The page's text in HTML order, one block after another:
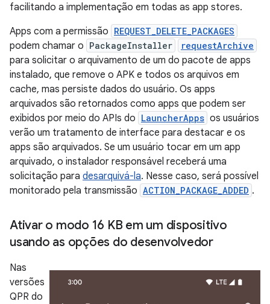
facilitando a implementação em todas as app stores.
Apps com a permissão REQUEST_DELETE_PACKAGES
podem chamar o PackageInstaller requestArchive
para solicitar o arquivamento de um do pacote de apps
instalado, que remove o APK e todos os arquivos em
cache, mas persiste dados do usuário. Os apps
arquivados são retornados como apps que podem ser
exibidos por meio do APIs do LauncherApps os usuários
verão um tratamento de interface para destacar e os
apps são arquivados. Se um usuário tocar em um app
arquivado, o instalador responsável receberá uma
solicitação para desarquivá-la. Nesse caso, será possível
monitorado pela transmissão ACTION_PACKAGE_ADDED .
Ativar o modo 16 KB em um dispositivo
usando as opções do desenvolvedor
Nas
versões
QPR do